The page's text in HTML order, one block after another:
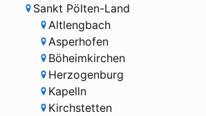
Sankt Pölten-Land
Altlengbach
Asperhofen
Böheimkirchen
Herzogenburg
Kapelln
Kirchstetten